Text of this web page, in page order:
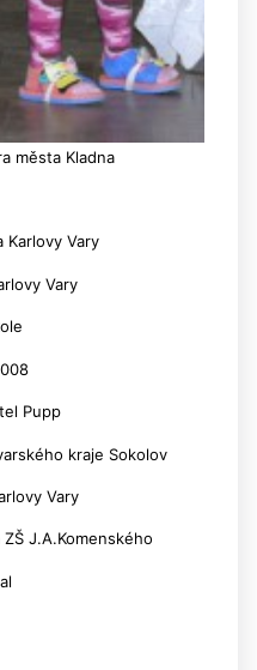
města Kladna
Karlovy Vary
Vary
Pupp
kraje Sokolov
Vary
J.A.Komenského